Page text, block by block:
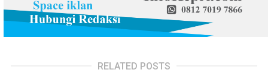
RELATED POSTS